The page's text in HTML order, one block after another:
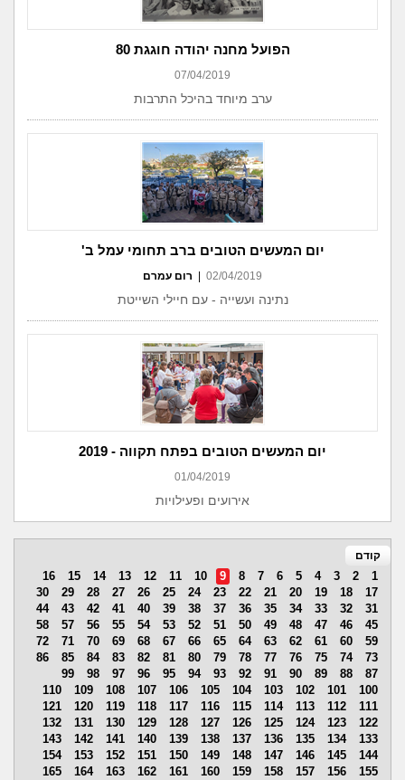
הפועל מחנה יהודה חוגגת 80
07/04/2019
ערב מיוחד בהיכל התרבות
יום המעשים הטובים ברב תחומי עמל ב'
02/04/2019 רום עמרם
נתינה ועשייה - עם חיילי השייטת
יום המעשים הטובים בפתח תקווה - 2019
01/04/2019
אירועים ופעילויות
קודם
1
2
3
4
5
6
7
8
9
10
11
12
13
14
15
16
17
18
19
20
21
22
23
24
25
26
27
28
29
30
31
32
33
34
35
36
37
38
39
40
41
42
43
44
45
46
47
48
49
50
51
52
53
54
55
56
57
58
59
60
61
62
63
64
65
66
67
68
69
70
71
72
73
74
75
76
77
78
79
80
81
82
83
84
85
86
87
88
89
90
91
92
93
94
95
96
97
98
99
100
101
102
103
104
105
106
107
108
109
110
111
112
113
114
115
116
117
118
119
120
121
122
123
124
125
126
127
128
129
130
131
132
133
134
135
136
137
138
139
140
141
142
143
144
145
146
147
148
149
150
151
152
153
154
155
156
157
158
159
160
161
162
163
164
165